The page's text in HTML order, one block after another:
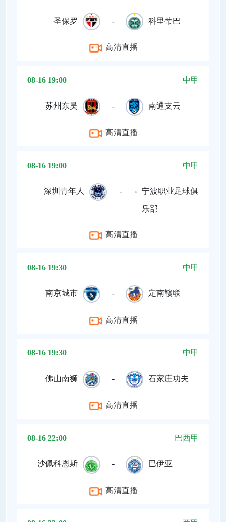
圣保罗 - 科里蒂巴
高清直播
08-16 19:00 中甲
苏州东吴 - 南通支云
高清直播
08-16 19:00 中甲
深圳青年人 - 宁波职业足球俱
乐部
高清直播
08-16 19:30 中甲
南京城市 - 定南赣联
高清直播
08-16 19:30 中甲
佛山南狮 - 石家庄功夫
高清直播
08-16 22:00 巴西甲
沙佩科恩斯 - 巴伊亚
高清直播